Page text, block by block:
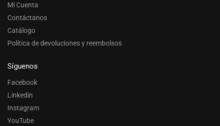
Mi Cuenta
Contáctanos
Catálogo
Política de devoluciones y reembolsos
Síguenos
Facebook
Linkedin
Instagram
YouTube